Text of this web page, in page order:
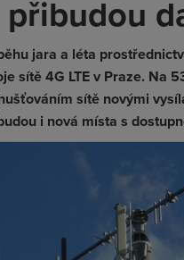
jara a léta
sítě 4G LTE v Praze. Na
sítě novými
i nová místa s